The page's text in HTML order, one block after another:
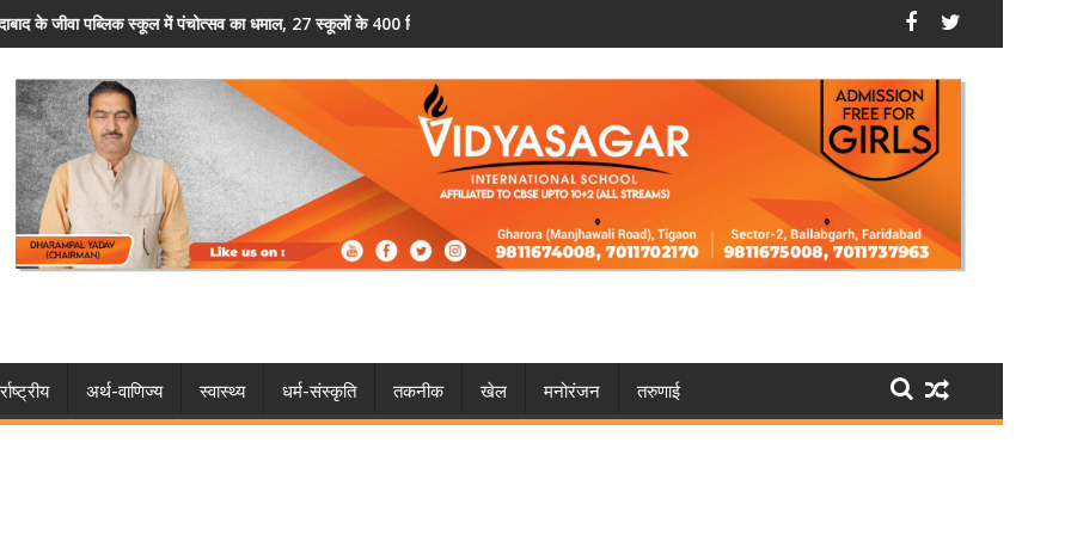
धमाल, 27 स्कूलों के 400 विद्यार्थियों ने दिखाया हुनरफरीदाबाद पुलिस का अवैध हथियारों पर शिकंजा, 5 आरोपित गिरफ्तार और 5 देसी कट्टे बरामदहरियाणा में फिर फेरबदल, HCS अधिकारियों की ट्रांसफर लिस्ट जारी
अर्थ-वाणिज्य स्वास्थ्य धर्म-संस्कृति तकनीक खेल मनोरंजन तरुणाई